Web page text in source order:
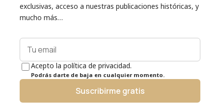
exclusivas, acceso a nuestras publicaciones históricas, y
mucho más…
Acepto la política de privacidad.
Podrás darte de baja en cualquier momento.
Suscribirme gratis